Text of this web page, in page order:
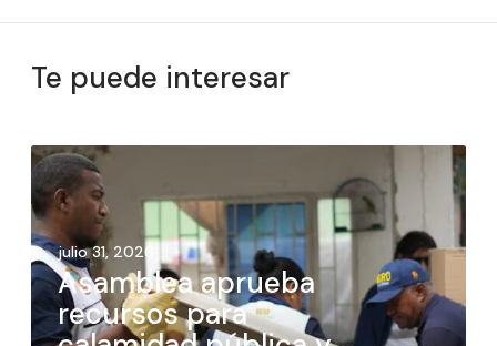
Te puede interesar
julio 31, 2026
Asamblea aprueba
recursos para